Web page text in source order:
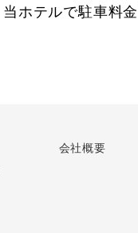
当ホテルで駐車料
会社概要